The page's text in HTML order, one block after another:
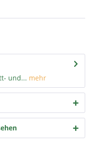
und... mehr